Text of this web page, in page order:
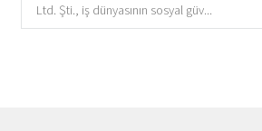
Ltd. Şti., iş dünyasının sosyal güv...